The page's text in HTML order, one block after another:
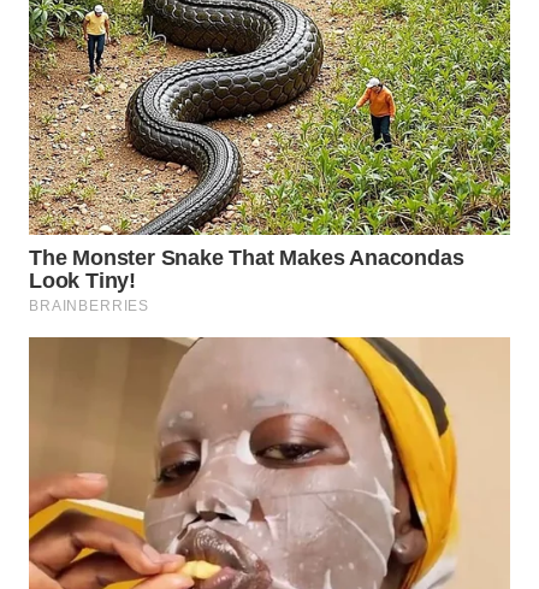
WN
NIAS
WN
LANGKAT
WN
TAPANULI
SELATAN
WN
KARO
WN
SIMALUNGUN